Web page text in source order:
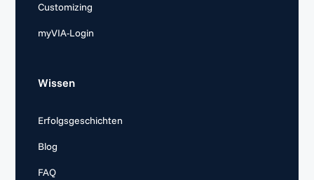
Customizing
myVIA-Login
Wissen
Erfolgsgeschichten
Blog
FAQ